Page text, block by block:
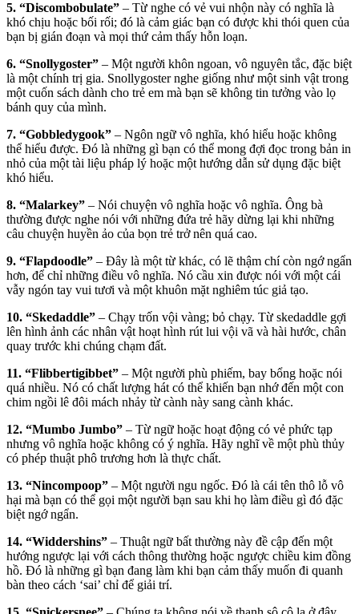
5. “Discombobulate” – Từ nghe có vẻ vui nhộn này có nghĩa là
khó chịu hoặc bối rối; đó là cảm giác bạn có được khi thói quen của
bạn bị gián đoạn và mọi thứ cảm thấy hỗn loạn.
6. “Snollygoster” – Một người khôn ngoan, vô nguyên tắc, đặc biệt
là một chính trị gia. Snollygoster nghe giống như một sinh vật trong
một cuốn sách dành cho trẻ em mà bạn sẽ không tin tưởng vào lọ
bánh quy của mình.
7. “Gobbledygook” – Ngôn ngữ vô nghĩa, khó hiểu hoặc không
thể hiểu được. Đó là những gì bạn có thể mong đợi đọc trong bản in
nhỏ của một tài liệu pháp lý hoặc một hướng dẫn sử dụng đặc biệt
khó hiểu.
8. “Malarkey” – Nói chuyện vô nghĩa hoặc vô nghĩa. Ông bà
thường được nghe nói với những đứa trẻ hãy dừng lại khi những
câu chuyện huyền ảo của bọn trẻ trở nên quá cao.
9. “Flapdoodle” – Đây là một từ khác, có lẽ thậm chí còn ngớ ngẩn
hơn, để chỉ những điều vô nghĩa. Nó cầu xin được nói với một cái
vẫy ngón tay vui tươi và một khuôn mặt nghiêm túc giả tạo.
10. “Skedaddle” – Chạy trốn vội vàng; bỏ chạy. Từ skedaddle gợi
lên hình ảnh các nhân vật hoạt hình rút lui vội vã và hài hước, chân
quay trước khi chúng chạm đất.
11. “Flibbertigibbet” – Một người phù phiếm, bay bổng hoặc nói
quá nhiều. Nó có chất lượng hát có thể khiến bạn nhớ đến một con
chim ngồi lê đôi mách nhảy từ cành này sang cành khác.
12. “Mumbo Jumbo” – Từ ngữ hoặc hoạt động có vẻ phức tạp
nhưng vô nghĩa hoặc không có ý nghĩa. Hãy nghĩ về một phù thủy
có phép thuật phô trương hơn là thực chất.
13. “Nincompoop” – Một người ngu ngốc. Đó là cái tên thô lỗ vô
hại mà bạn có thể gọi một người bạn sau khi họ làm điều gì đó đặc
biệt ngớ ngẩn.
14. “Widdershins” – Thuật ngữ bất thường này đề cập đến một
hướng ngược lại với cách thông thường hoặc ngược chiều kim đồng
hồ. Đó là những gì bạn đang làm khi bạn cảm thấy muốn đi quanh
bàn theo cách ‘sai’ chỉ để giải trí.